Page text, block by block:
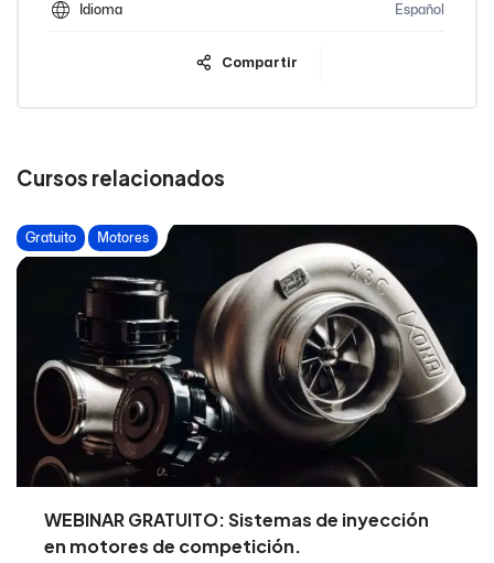
Idioma Español
Compartir
Cursos relacionados
Gratuito Motores
WEBINAR GRATUITO: Sistemas de inyección
en motores de competición.